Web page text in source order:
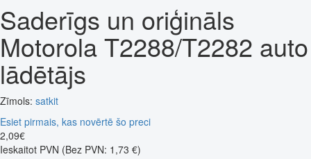
Saderīgs un oriģināls
Motorola T2288/T2282 auto
lādētājs
Zīmols: satkit
Esiet pirmais, kas novērtē šo preci
2,09€
Ieskaitot PVN (Bez PVN: 1,73 €)